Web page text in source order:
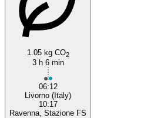
1.05 kg CO2
3 h 6 min
06:12
Livorno (Italy)
10:17
Ravenna, Stazione FS